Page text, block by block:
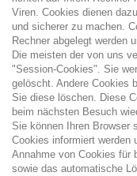
Viren. Cookies dienen
und sicherer zu machen.
Rechner abgelegt werden
Die meisten der von uns
"Session-Cookies". Sie
gelöscht. Andere Cookies
Sie diese löschen. Diese
beim nächsten Besuch
Sie können Ihren Browser
Cookies informiert werden
Annahme von Cookies für
sowie das automatische